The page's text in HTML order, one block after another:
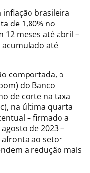
inflação brasileira
de 1,80% no
12 meses até abril –
até
comportada, o
do Banco
de corte na taxa
na última quarta
– firmado a
de 2023 –
afronta ao setor
a redução mais